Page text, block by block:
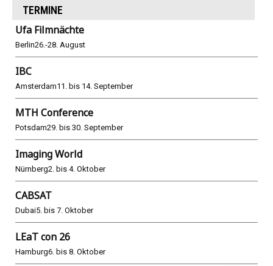
TERMINE
Ufa Filmnächte
Berlin26.-28. August
IBC
Amsterdam11. bis 14. September
MTH Conference
Potsdam29. bis 30. September
Imaging World
Nürnberg2. bis 4. Oktober
CABSAT
Dubai5. bis 7. Oktober
LEaT con 26
Hamburg6. bis 8. Oktober